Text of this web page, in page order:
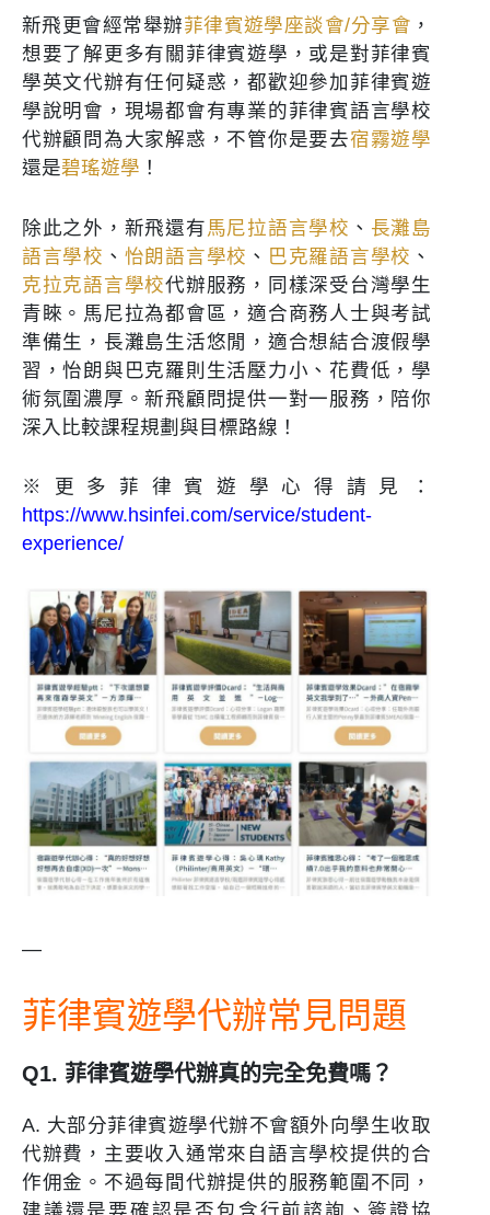
新飛更會經常舉辦菲律賓遊學座談會/分享會 ，
想要了解更多有關菲律賓遊學，或是對菲律賓
學英文代辦有任何疑惑，都歡迎參加菲律賓遊
學說明會，現場都會有專業的菲律賓語言學校
代辦顧問為大家解惑，不管你是要去宿霧遊學
還是碧瑤遊學 ！
除此之外，新飛還有 馬尼拉語言學校 、 長灘島
語言學校 、 怡朗語言學校 、 巴克羅語言學校 、
克拉克語言學校代辦服務，同樣深受台灣學生
青睞。馬尼拉為都會區，適合商務人士與考試
準備生，長灘島生活悠閒，適合想結合渡假學
習，怡朗與巴克羅則生活壓力小、花費低，學
術氛圍濃厚。新飛顧問提供一對一服務，陪你
深入比較課程規劃與目標路線！
※更多菲律賓遊學心得請見：
https://www.hsinfei.com/service/student-
experience/
—
菲律賓遊學代辦常見問題
Q1. 菲律賓遊學代辦真的完全免費嗎？
A. 大部分菲律賓遊學代辦不會額外向學生收取
代辦費，主要收入通常來自語言學校提供的合
作佣金。不過每間代辦提供的服務範圍不同，
建議還是要確認是否包含行前諮詢、簽證協